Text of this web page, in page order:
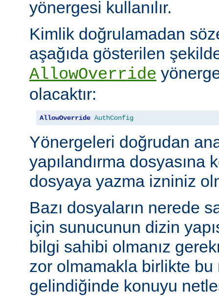
yönergesi kullanılır.
Kimlik doğrulamadan
aşağıda gösterilen
AllowOverride
olacaktır:
AllowOverride AuthConfig
Yönergeleri doğrudan
yapılandırma dosyasına
dosyaya yazma izniniz
Bazı dosyaların nerede
için sunucunun dizin
bilgi sahibi olmanız
zor olmamakla birlikte bu
gelindiğinde konuyu